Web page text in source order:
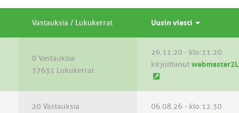
Vastauksia / Lukukerrat Uusin viesti
0 Vastauksia
37631 Lukukerrat
26.11.20 - klo:11:20
kirjoittanut webmaster2L
U
20 Vastauksia
06.08.26 - klo:12:30